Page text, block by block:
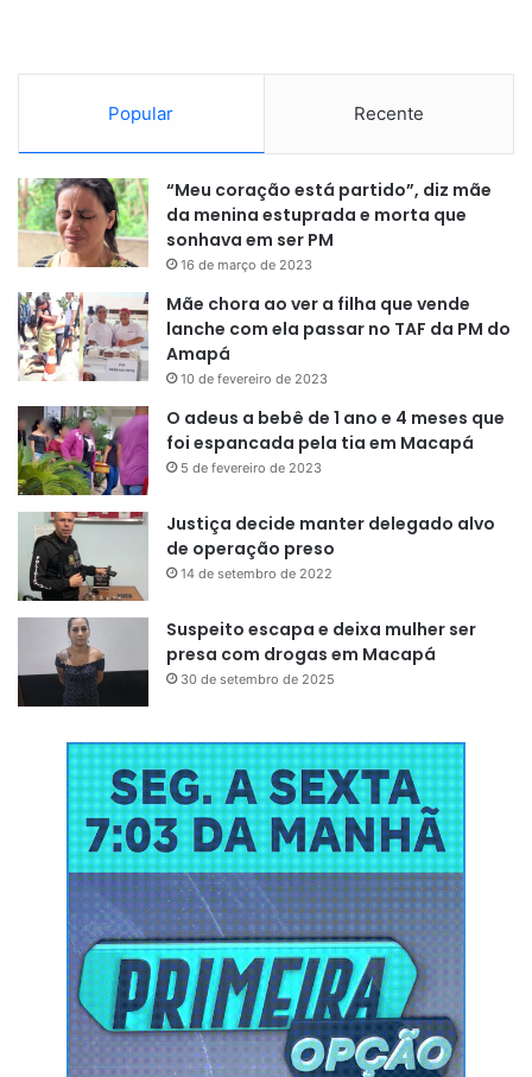
Popular Recente
“Meu coração está partido”, diz mãe
da menina estuprada e morta que
sonhava em ser PM
16 de março de 2023
Mãe chora ao ver a filha que vende
lanche com ela passar no TAF da PM do
Amapá
10 de fevereiro de 2023
O adeus a bebê de 1 ano e 4 meses que
foi espancada pela tia em Macapá
5 de fevereiro de 2023
Justiça decide manter delegado alvo
de operação preso
14 de setembro de 2022
Suspeito escapa e deixa mulher ser
presa com drogas em Macapá
30 de setembro de 2025